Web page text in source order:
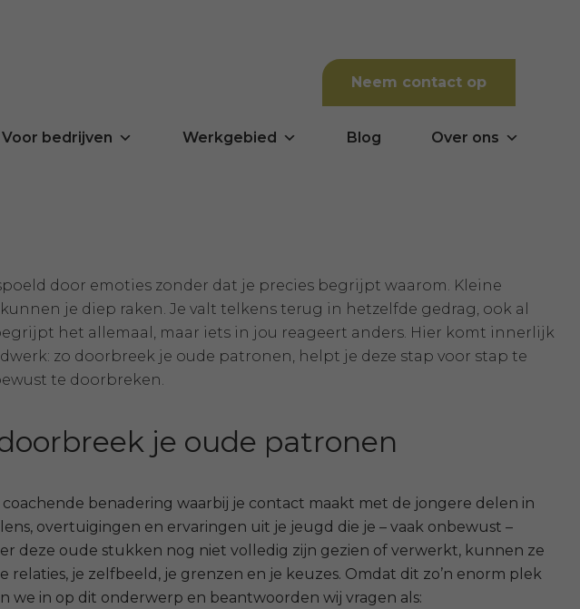
Neem contact op
Voor bedrijven Werkgebied Blog Over ons
door emoties zonder dat je precies begrijpt waarom. Kleine
je diep raken. Je valt telkens terug in hetzelfde gedrag, ook al
het allemaal, maar iets in jou reageert anders. Hier komt innerlijk
zo doorbreek je oude patronen, helpt je deze stap voor stap te
te doorbreken.
je oude patronen
benadering waarbij je contact maakt met de jongere delen in
overtuigingen en ervaringen uit je jeugd die je – vaak onbewust –
deze oude stukken nog niet volledig zijn gezien of verwerkt, kunnen ze
relaties, je zelfbeeld, je grenzen en je keuzes. Omdat dit zo’n enorm plek
we in op dit onderwerp en beantwoorden wij vragen als: